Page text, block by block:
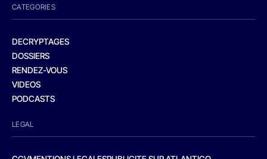
CATEGORIES
DECRYPTAGES
DOSSIERS
RENDEZ-VOUS
VIDEOS
PODCASTS
LEGAL